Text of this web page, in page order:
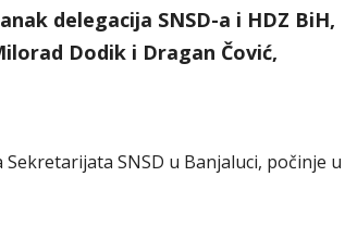
delegacija SNSD-a i HDZ BiH,
Dodik i Dragan Čović,
SNSD u Banjaluci, počinje u